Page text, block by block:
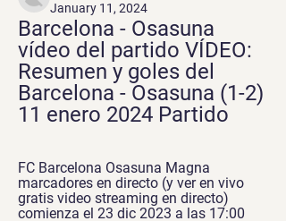
January 11, 2024
Barcelona - Osasuna
vídeo del partido VÍDEO:
Resumen y goles del
Barcelona - Osasuna (1-2)
11 enero 2024 Partido
FC Barcelona Osasuna Magna
marcadores en directo (y ver en vivo
gratis video streaming en directo)
comienza el 23 dic 2023 a las 17:00